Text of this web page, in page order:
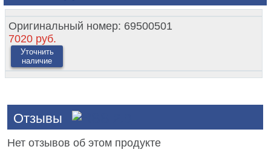
Оригинальный номер: 69500501
7020 руб.
Уточнить
наличие
Отзывы
Нет отзывов об этом продукте